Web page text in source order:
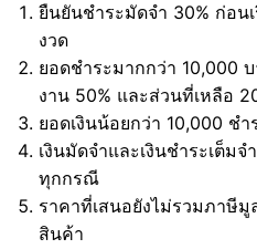
ยืนยันชำระมัดจำ 30% ก่อน
งวด
ยอดชำระมากกว่า 10,000
งาน 50% และส่วนที่เหลือ
ยอดเงินน้อยกว่า 10,000 ชำ
เงินมัดจำและเงินชำระเต็ม
ทุกกรณี
ราคาที่เสนอยังไม่รวมภาษีมู
สินค้า